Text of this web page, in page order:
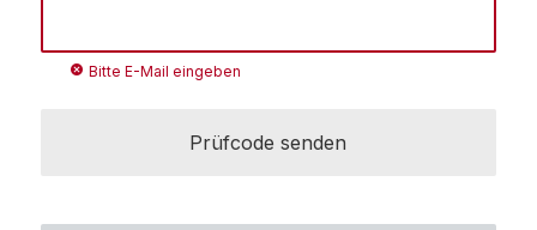
cancel Bitte E-Mail eingeben
Prüfcode senden